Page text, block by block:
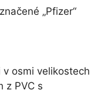
„Pfizer“
v osmi velikostech
z PVC s